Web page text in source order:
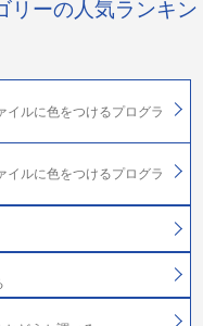
リーの人気ランキン
イルに色をつけるプログラ
イルに色をつけるプログラ